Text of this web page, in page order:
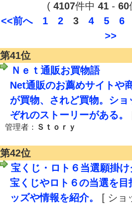
( 4107件中 41- 60
<<前へ
1 2 3 4 5 6
>>
第41位
Ｎｅｔ通販お買物語
Net通販のお薦めサイトや
が買物、されど買物。シ
ぞれのストーリーがある。
管理者： Ｓｔｏｒｙ
第42位
宝くじ・ロト６当選願掛
宝くじやロト６の当選を
ッズや情報を紹介。
[ ショ